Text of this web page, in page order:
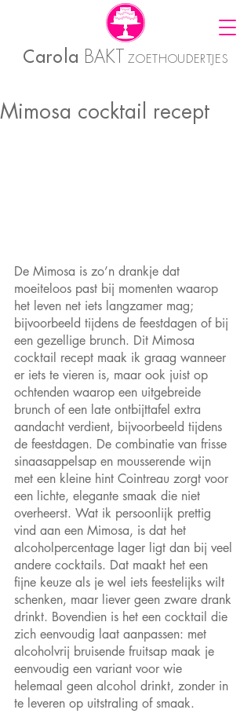
Carola BAKT ZOETHOUDERTJES
Mimosa cocktail recept
De Mimosa is zo’n drankje dat
moeiteloos past bij momenten waarop
het leven net iets langzamer mag;
bijvoorbeeld tijdens de feestdagen of bij
een gezellige brunch. Dit Mimosa
cocktail recept maak ik graag wanneer
er iets te vieren is, maar ook juist op
ochtenden waarop een uitgebreide
brunch of een late ontbijt­tafel extra
aandacht verdient, bijvoorbeeld tijdens
de feestdagen. De combinatie van frisse
sinaasappelsap en mousserende wijn
met een kleine hint Cointreau zorgt voor
een lichte, elegante smaak die niet
overheerst. Wat ik persoonlijk prettig
vind aan een Mimosa, is dat het
alcoholpercentage lager ligt dan bij veel
andere cocktails. Dat maakt het een
fijne keuze als je wel iets feestelijks wilt
schenken, maar liever geen zware drank
drinkt. Bovendien is het een cocktail die
zich eenvoudig laat aanpassen: met
alcoholvrij bruisende fruitsap maak je
eenvoudig een variant voor wie
helemaal geen alcohol drinkt, zonder in
te leveren op uitstraling of smaak.